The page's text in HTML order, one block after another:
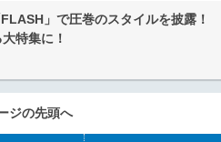
」で圧巻のスタイルを披露！
特集に！
ジの先頭へ